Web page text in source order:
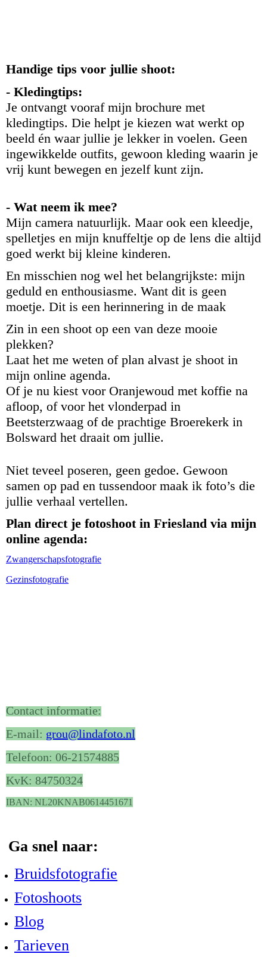
Handige tips voor jullie shoot:
- Kledingtips:
Je ontvangt vooraf mijn brochure met
kledingtips. Die helpt je kiezen wat werkt op
beeld én waar jullie je lekker in voelen. Geen
ingewikkelde outfits, gewoon kleding waarin je
vrij kunt bewegen en jezelf kunt zijn.
- Wat neem ik mee?
Mijn camera natuurlijk. Maar ook een kleedje,
spelletjes en mijn knuffeltje op de lens die altijd
goed werkt bij kleine kinderen.
En misschien nog wel het belangrijkste: mijn
geduld en enthousiasme. Want dit is geen
moetje. Dit is een herinnering in de maak
Zin in een shoot op een van deze mooie
plekken?
Laat het me weten of plan alvast je shoot in
mijn online agenda.
Of je nu kiest voor Oranjewoud met koffie na
afloop, of voor het vlonderpad in
Beetsterzwaag of de prachtige Broerekerk in
Bolsward het draait om jullie.
Niet teveel poseren, geen gedoe. Gewoon
samen op pad en tussendoor maak ik foto’s die
jullie verhaal vertellen.
Plan direct je fotoshoot in Friesland via mijn
online agenda:
Zwangerschapsfotografie
Gezinsfotografie
Contact informatie:
E-mail: grou@lindafoto.nl
Telefoon: 06-21574885
KvK: 84750324
IBAN: NL20KNAB0614451671
Ga snel naar:
Bruidsfotografie
Fotoshoots
Blog
Tarieven